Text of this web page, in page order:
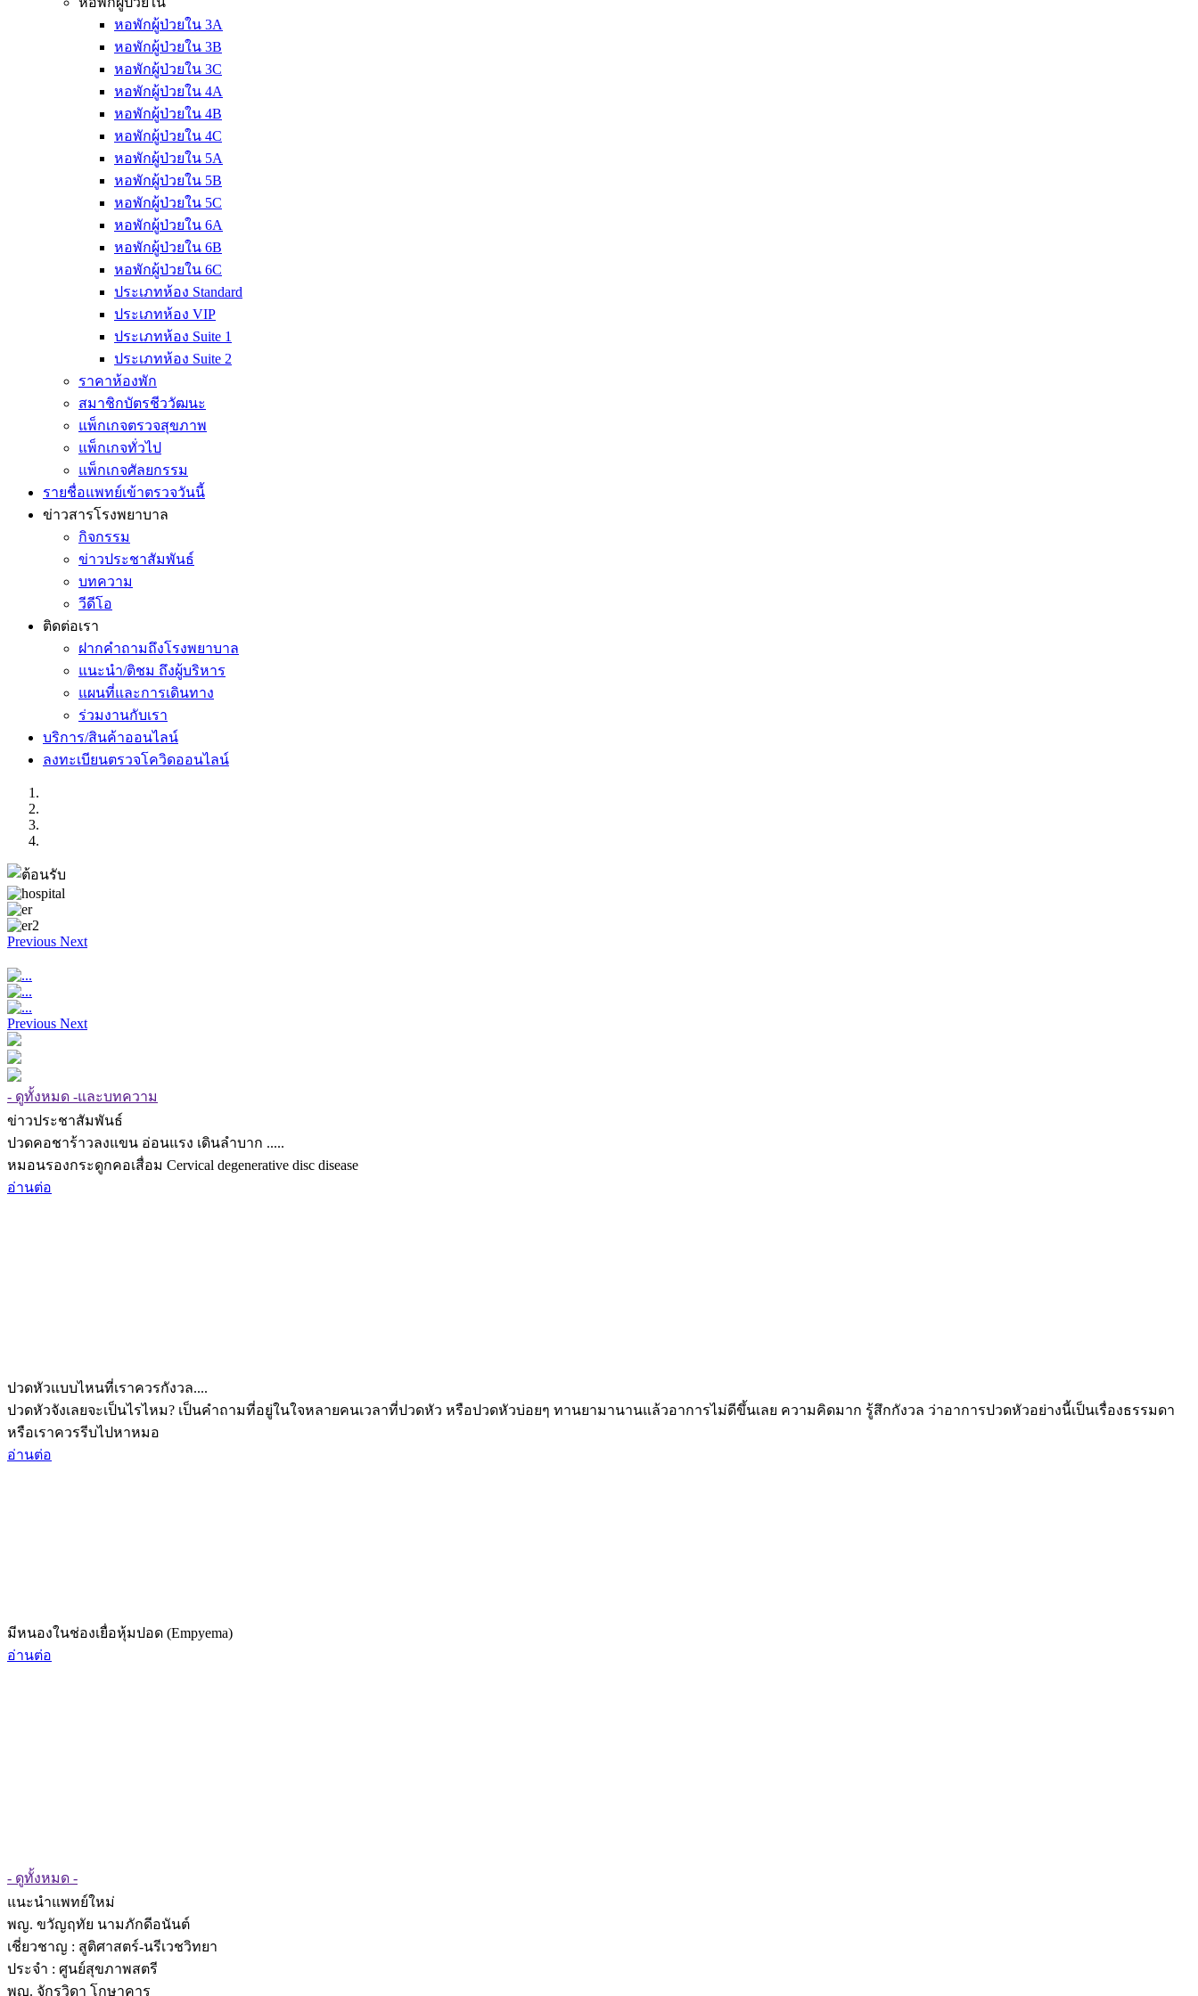
หอพักผู้ป่วยใน 3A
หอพักผู้ป่วยใน 3B
หอพักผู้ป่วยใน 3C
หอพักผู้ป่วยใน 4A
หอพักผู้ป่วยใน 4B
หอพักผู้ป่วยใน 4C
หอพักผู้ป่วยใน 5A
หอพักผู้ป่วยใน 5B
หอพักผู้ป่วยใน 5C
หอพักผู้ป่วยใน 6A
หอพักผู้ป่วยใน 6B
หอพักผู้ป่วยใน 6C
ประเภทห้อง Standard
ประเภทห้อง VIP
ประเภทห้อง Suite 1
ประเภทห้อง Suite 2
ราคาห้องพัก
สมาชิกบัตรชีววัฒนะ
แพ็กเกจตรวจสุขภาพ
แพ็กเกจทั่วไป
แพ็กเกจศัลยกรรม
รายชื่อแพทย์เข้าตรวจวันนี้
ข่าวสารโรงพยาบาล
กิจกรรม
ข่าวประชาสัมพันธ์
บทความ
วีดีโอ
ติดต่อเรา
ฝากคำถามถึงโรงพยาบาล
แนะนำ/ติชม ถึงผู้บริหาร
แผนที่และการเดินทาง
ร่วมงานกับเรา
บริการ/สินค้าออนไลน์
ลงทะเบียนตรวจโควิดออนไลน์
Previous Next
Previous Next
- ดูทั้งหมด -และบทความ
ข่าวประชาสัมพันธ์
ปวดคอชาร้าวลงแขน อ่อนแรง เดินลำบาก .....
หมอนรองกระดูกคอเสื่อม Cervical degenerative disc disease
อ่านต่อ
ปวดหัวแบบไหนที่เราควรกังวล....
ปวดหัวจังเลยจะเป็นไรไหม? เป็นคำถามที่อยู่ในใจหลายคนเวลาที่ปวดหัว หรือปวดหัวบ่อยๆ ทานยามานานแล้วอาการไม่ดีขึ้นเลย ความคิดมาก รู้สึกกังวล ว่าอาการปวดหัวอย่างนี้เป็นเรื่องธรรมดา
หรือเราควรรีบไปหาหมอ
อ่านต่อ
มีหนองในช่องเยื่อหุ้มปอด (Empyema)
อ่านต่อ
- ดูทั้งหมด -
แนะนำแพทย์ใหม่
พญ. ขวัญฤทัย นามภักดีอนันต์
เชี่ยวชาญ : สูติศาสตร์-นรีเวชวิทยา
ประจำ : ศูนย์สุขภาพสตรี
พญ. จักรวิดา โกษาคาร